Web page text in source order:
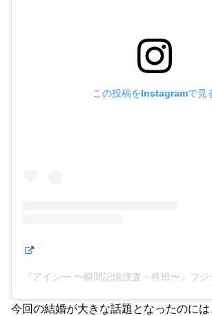
この投稿をInstagramで見
今回の結婚が大きな話題となったのに